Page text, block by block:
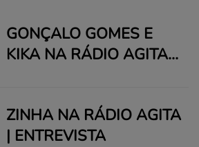
GONÇALO GOMES E
KIKA NA RÁDIO AGITA |
ZINHA NA RÁDIO AGITA
| ENTREVISTA